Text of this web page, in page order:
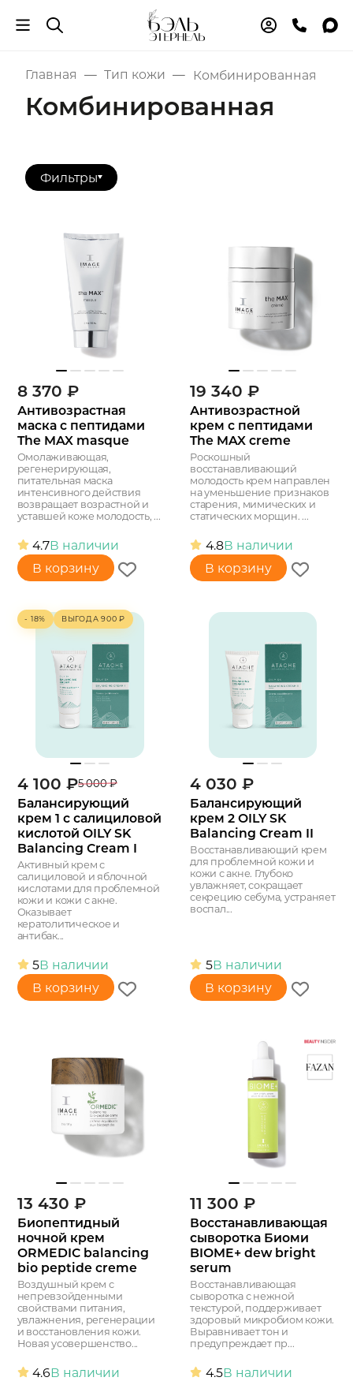
Главная Тип кожи Комбинированная
Комбинированная
Фильтры
8 370 ₽
Антивозрастная
маска с пептидами
The MAX masque
Омолаживающая,
регенерирующая,
питательная маска
интенсивного действия
возвращает возрастной и
уставшей коже молодость, ...
4.7В наличии
В корзину
19 340 ₽
Антивозрастной
крем с пептидами
The MAX creme
Роскошный
восстанавливающий
молодость крем направлен
на уменьшение признаков
старения, мимических и
статических морщин. ...
4.8В наличии
В корзину
- 18% ВЫГОДА900 ₽
4 100 ₽5 000₽
Балансирующий
крем 1 с салициловой
кислотой OILY SK
Balancing Cream I
Активный крем с
салициловой и яблочной
кислотами для проблемной
кожи и кожи с акне.
Оказывает
кератолитическое и
антибак...
5В наличии
В корзину
4 030 ₽
Балансирующий
крем 2 OILY SK
Balancing Cream II
Восстанавливающий крем
для проблемной кожи и
кожи с акне. Глубоко
увлажняет, сокращает
секрецию себума, устраняет
воспал...
5В наличии
В корзину
13 430 ₽
Биопептидный
ночной крем
ORMEDIC balancing
bio peptide creme
Воздушный крем с
непревзойденными
свойствами питания,
увлажнения, регенерации
и восстановления кожи.
Новая усовершенство...
4.6В наличии
11 300 ₽
Восстанавливающая
сыворотка Биоми
BIOME+ dew bright
serum
Восстанавливающая
сыворотка с нежной
текстурой, поддерживает
здоровый микробиом кожи.
Выравнивает тон и
предупреждает пр...
4.5В наличии